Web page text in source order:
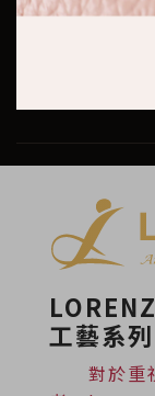
工藝系列
對於重視